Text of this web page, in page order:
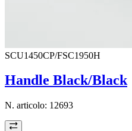
SCU1450CP/FSC1950H
Handle Black/Black
N. articolo: 12693